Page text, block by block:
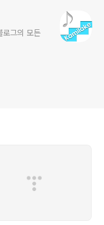
로그의 모든